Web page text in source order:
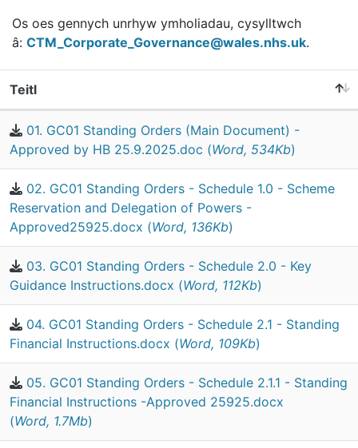
Os oes gennych unrhyw ymholiadau, cysylltwch
â: CTM_Corporate_Governance@wales.nhs.uk.
Teitl
01. GC01 Standing Orders (Main Document) -
Approved by HB 25.9.2025.doc (Word, 534Kb)
02. GC01 Standing Orders - Schedule 1.0 - Scheme
Reservation and Delegation of Powers -
Approved25925.docx (Word, 136Kb)
03. GC01 Standing Orders - Schedule 2.0 - Key
Guidance Instructions.docx (Word, 112Kb)
04. GC01 Standing Orders - Schedule 2.1 - Standing
Financial Instructions.docx (Word, 109Kb)
05. GC01 Standing Orders - Schedule 2.1.1 - Standing
Financial Instructions -Approved 25925.docx
(Word, 1.7Mb)